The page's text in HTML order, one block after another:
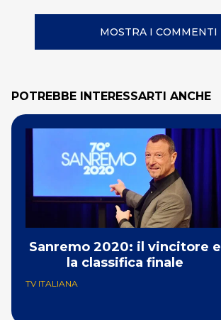
MOSTRA I COMMENTI
POTREBBE INTERESSARTI ANCHE
Sanremo 2020: il vincitore e
la classifica finale
TV ITALIANA